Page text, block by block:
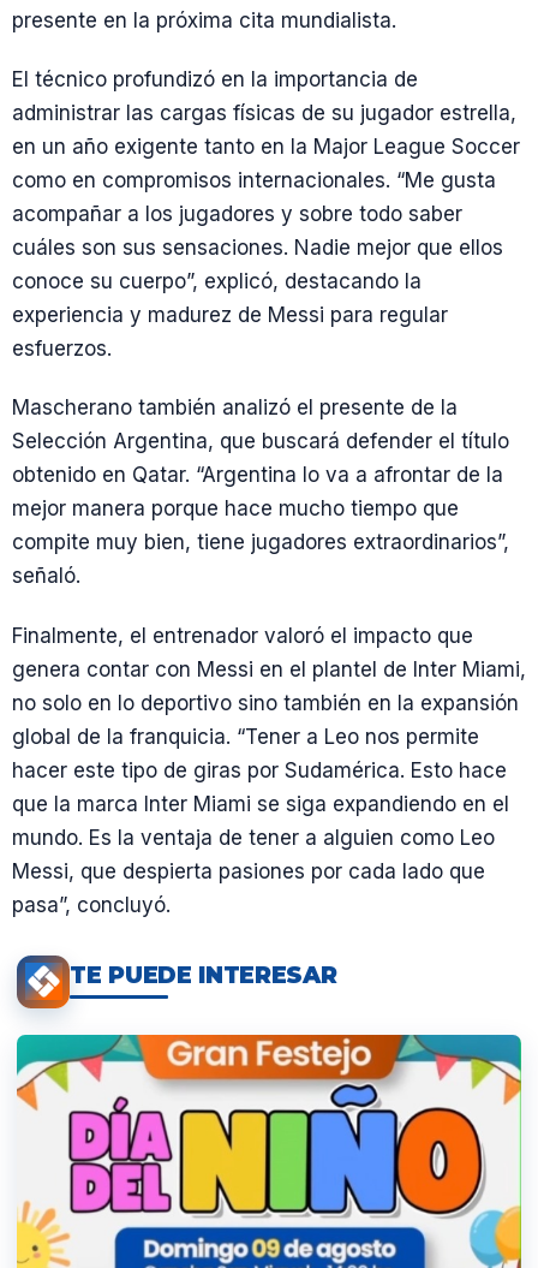
presente en la próxima cita mundialista.
El técnico profundizó en la importancia de
administrar las cargas físicas de su jugador estrella,
en un año exigente tanto en la Major League Soccer
como en compromisos internacionales. “Me gusta
acompañar a los jugadores y sobre todo saber
cuáles son sus sensaciones. Nadie mejor que ellos
conoce su cuerpo”, explicó, destacando la
experiencia y madurez de Messi para regular
esfuerzos.
Mascherano también analizó el presente de la
Selección Argentina, que buscará defender el título
obtenido en Qatar. “Argentina lo va a afrontar de la
mejor manera porque hace mucho tiempo que
compite muy bien, tiene jugadores extraordinarios”,
señaló.
Finalmente, el entrenador valoró el impacto que
genera contar con Messi en el plantel de Inter Miami,
no solo en lo deportivo sino también en la expansión
global de la franquicia. “Tener a Leo nos permite
hacer este tipo de giras por Sudamérica. Esto hace
que la marca Inter Miami se siga expandiendo en el
mundo. Es la ventaja de tener a alguien como Leo
Messi, que despierta pasiones por cada lado que
pasa”, concluyó.
TE PUEDE INTERESAR